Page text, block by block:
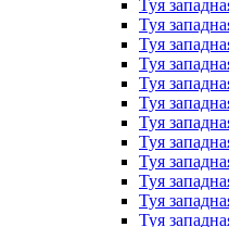
Туя
Туя
Туя
Туя
Туя
Туя
Туя
Туя
Туя
Туя
Туя
Туя